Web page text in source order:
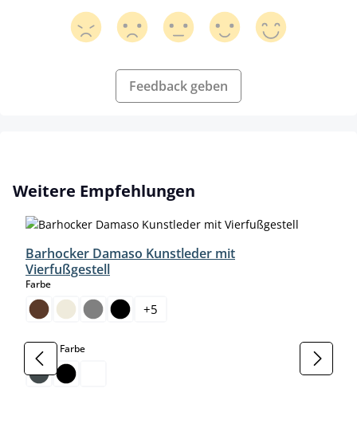
Feedback geben
Produktgalerie überspringen
Weitere Empfehlungen
Barhocker Damaso Kunstleder mit
Vierfußgestell
Farbeauswählen
+5
Gestell Farbeauswählen